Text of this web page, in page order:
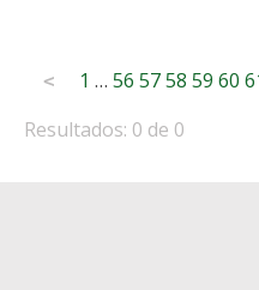
Posts
pagination
< 1 … 56 5758 59 60
Resultados: 0 de 0